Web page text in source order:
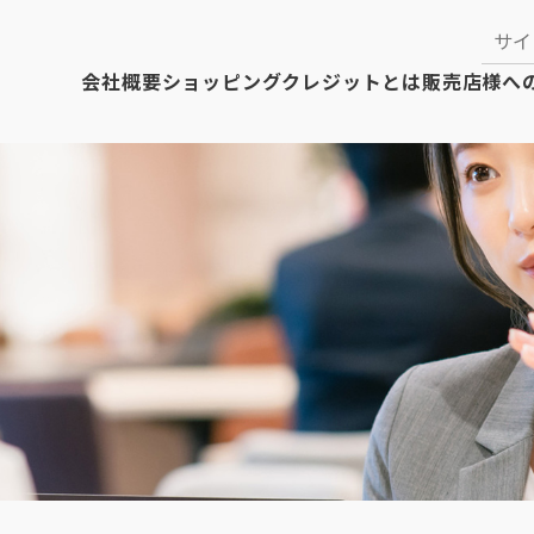
会社概要ショッピングクレジットとは販売店様へ